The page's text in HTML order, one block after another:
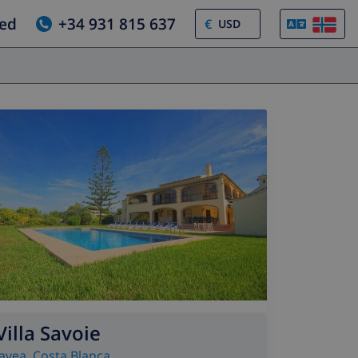
+34 931 815 637 €
Savoie